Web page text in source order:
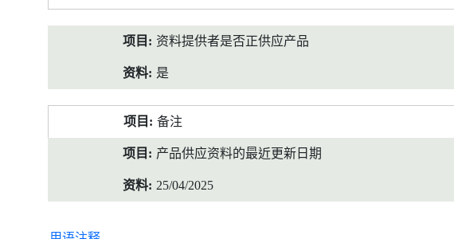
资料提供者是否正供应产品
是
备注
产品供应资料的最近更新日期
25/04/2025